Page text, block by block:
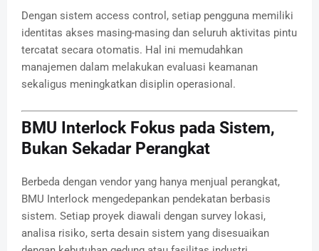
Dengan sistem access control, setiap pengguna memiliki
identitas akses masing-masing dan seluruh aktivitas pintu
tercatat secara otomatis. Hal ini memudahkan
manajemen dalam melakukan evaluasi keamanan
sekaligus meningkatkan disiplin operasional.
BMU Interlock Fokus pada Sistem,
Bukan Sekadar Perangkat
Berbeda dengan vendor yang hanya menjual perangkat,
BMU Interlock mengedepankan pendekatan berbasis
sistem. Setiap proyek diawali dengan survey lokasi,
analisa risiko, serta desain sistem yang disesuaikan